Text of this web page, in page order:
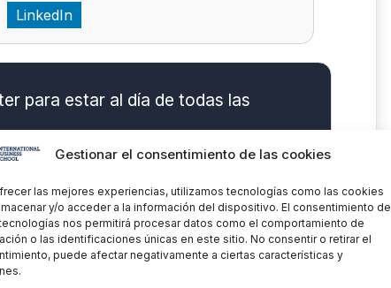
Gestionar el consentimiento de las cookies
las mejores experiencias, utilizamos tecnologías como las cookies
y/o acceder a la información del dispositivo. El consentimiento de
nos permitirá procesar datos como el comportamiento de
o las identificaciones únicas en este sitio. No consentir o retirar el
puede afectar negativamente a ciertas características y
LinkedIn
para estar al día de todas las